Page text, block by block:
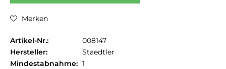
Merken
Artikel-Nr.:
008147
Hersteller:
Staedtler
Mindestabnahme: 1